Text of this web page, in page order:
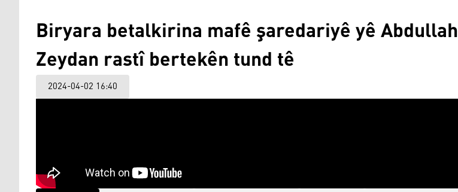
Biryara betalkirina mafê şaredariyê yê Abdullah
Zeydan rastî bertekên tund tê
2024-04-02 16:40